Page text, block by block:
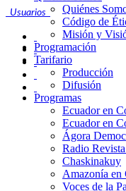
Usuarios
Quiénes
Código de
Misión y
Programación
Tarifario
Producción
Difusión
Programas
Ecuador en
Ecuador en
Ágora
Radio
Chaskinakuy
Amazonía en
Voces de la